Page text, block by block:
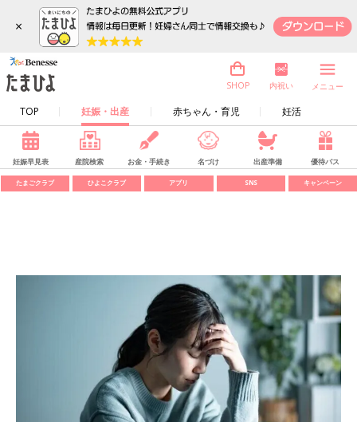
×
TOP 妊娠・出産 赤ちゃん・育児 妊活
SHOP 内祝い メニュー
妊娠早見表 産院検索 お金・手続き 名づけ 出産準備 優待パス
たまごクラブ ひよこクラブ アプリ SNS キャンペーン